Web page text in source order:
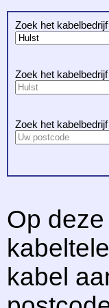
Zoek het
Zoek het
Zoek het
Op
kabel